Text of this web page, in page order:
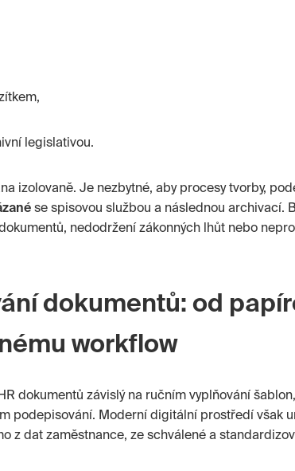
legislativou.
izolovaně. Je nezbytné, aby procesy tvorby,
se spisovou službou a následnou archivací.
nedodržení zákonných lhůt nebo
dokumentů: od
workflow
dokumentů závislý na ručním vyplňování
podepisování. Moderní digitální prostředí však
z dat zaměstnance, ze schválené a